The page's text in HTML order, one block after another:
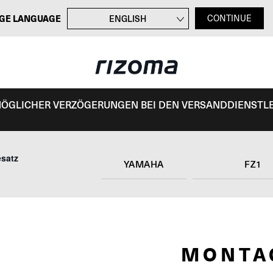
LANGUAGE
ENGLISH
ITALIANO
CONTINUE
VERZÖGERUNGEN BEI DEN
YAMAHA FZ1